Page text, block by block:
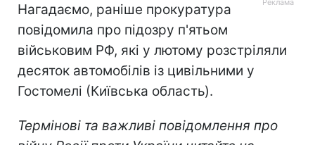
Нагадаємо, раніше прокуратура
повідомила про підозру п'ятьом
військовим РФ, які у лютому розстріляли
десяток автомобілів із цивільними у
Гостомелі (Київська область).
Термінові та важливі повідомлення про